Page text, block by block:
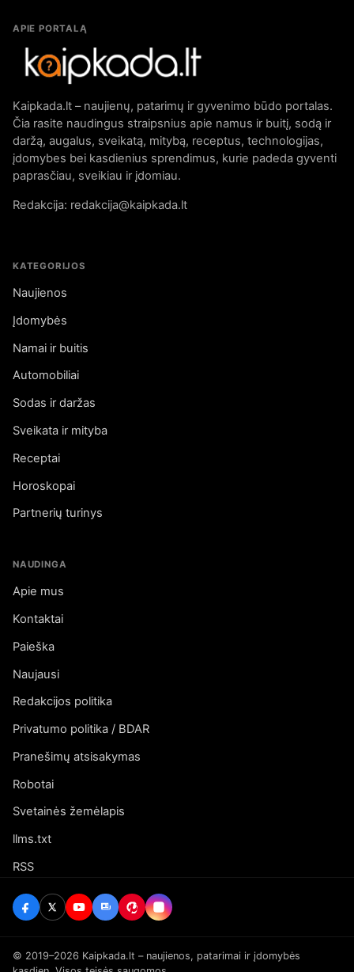
APIE PORTALĄ
Kaipkada.lt – naujienų, patarimų ir gyvenimo būdo portalas.
Čia rasite naudingus straipsnius apie namus ir buitį, sodą ir
daržą, augalus, sveikatą, mitybą, receptus, technologijas,
įdomybes bei kasdienius sprendimus, kurie padeda gyventi
paprasčiau, sveikiau ir įdomiau.
Redakcija: redakcija@kaipkada.lt
KATEGORIJOS
Naujienos
Įdomybės
Namai ir buitis
Automobiliai
Sodas ir daržas
Sveikata ir mityba
Receptai
Horoskopai
Partnerių turinys
NAUDINGA
Apie mus
Kontaktai
Paieška
Naujausi
Redakcijos politika
Privatumo politika / BDAR
Pranešimų atsisakymas
Robotai
Svetainės žemėlapis
llms.txt
RSS
© 2019–2026 Kaipkada.lt – naujienos, patarimai ir įdomybės